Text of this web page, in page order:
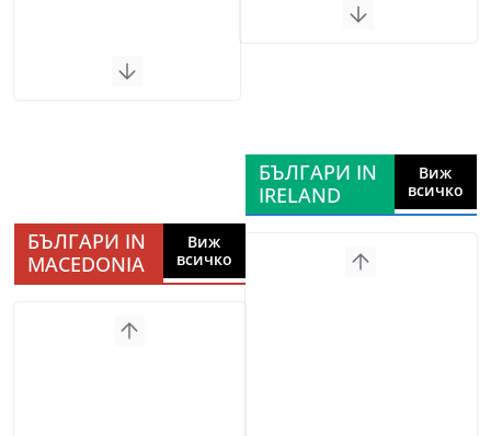
БЪЛГАРИ IN
MACEDONIA
Виж
всичко
БЪЛГАРИ IN
IRELAND
Виж
всичко